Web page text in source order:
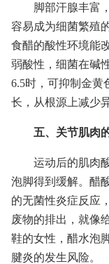
脚部汗腺丰富
容易成为细菌繁殖
食醋的酸性环境能
弱酸性，细菌在碱
6.5时，可抑制金黄
长，从根源上减少
五、关节肌肉
运动后的肌肉
泡脚得到缓解。醋
的无菌性炎症反应
废物的排出，就像
鞋的女性，醋水泡
腱炎的发生风险。